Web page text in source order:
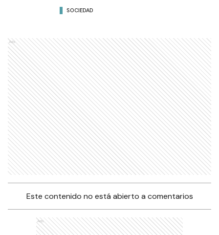
SOCIEDAD
Ads
Este contenido no está abierto a comentarios
Ads